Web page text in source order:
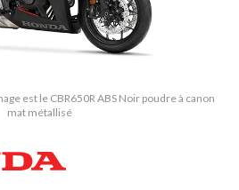
est le CBR650R ABS Noir poudre à canon
mat métallisé